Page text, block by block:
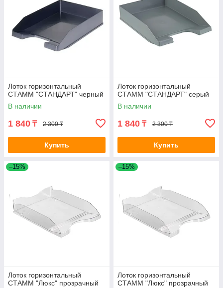
Лоток горизонтальный
СТАММ "СТАНДАРТ" черный
В наличии
1 840 ₸ 2 300 ₸
Купить
Лоток горизонтальный
СТАММ "СТАНДАРТ" серый
В наличии
1 840 ₸ 2 300 ₸
Купить
–15%
Лоток горизонтальный
СТАММ "Люкс" прозрачный
–15%
Лоток горизонтальный
СТАММ "Люкс" прозрачный